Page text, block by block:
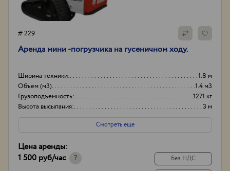
# 229
Аренда мини -погрузчика на гусеничном ходу.
Ширина техники:
1.8 м
Объем (м3)
1.4 м3
Грузоподъемность:
1271 кг
Высота высыпания:
3 м
Смотреть еще
Цена аренды:
1 500 руб/час ? Без НДС